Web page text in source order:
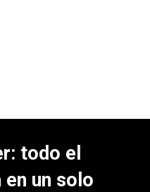
todo el
un solo